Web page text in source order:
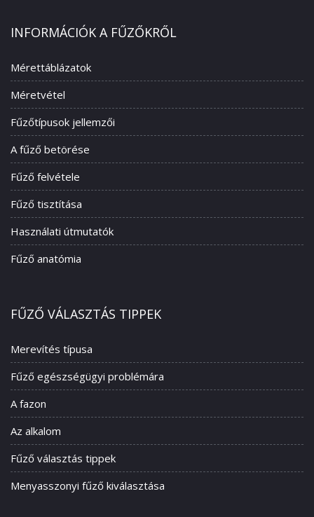
INFORMÁCIÓK A FŰZŐKRŐL
Mérettáblázatok
Méretvétel
Fűzőtípusok jellemzői
A fűző betörése
Fűző felvétele
Fűző tisztítása
Használati útmutatók
Fűző anatómia
FŰZŐ VÁLASZTÁS TIPPEK
Merevítés típusa
Fűző egészségügyi problémára
A fazon
Az alkalom
Fűző választás tippek
Menyasszonyi fűző kiválasztása